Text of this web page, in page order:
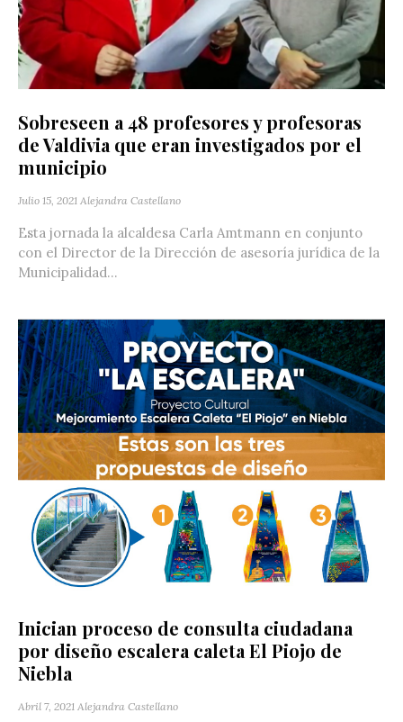
Sobreseen a 48 profesores y profesoras
de Valdivia que eran investigados por el
municipio
Julio 15, 2021 Alejandra Castellano
Esta jornada la alcaldesa Carla Amtmann en conjunto
con el Director de la Dirección de asesoría jurídica de la
Municipalidad...
Inician proceso de consulta ciudadana
por diseño escalera caleta El Piojo de
Niebla
Abril 7, 2021 Alejandra Castellano